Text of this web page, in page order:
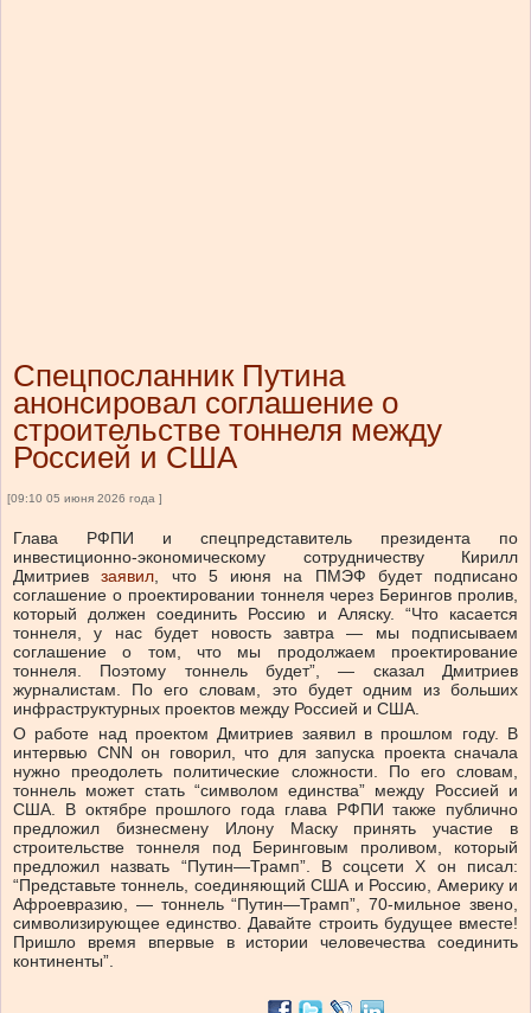
Спецпосланник Путина
анонсировал соглашение о
строительстве тоннеля между
Россией и США
[09:10 05 июня 2026 года ]
Глава РФПИ и спецпредставитель президента по
инвестиционно-экономическому сотрудничеству Кирилл
Дмитриевзаявил, что 5 июня на ПМЭФ будет подписано
соглашение о проектировании тоннеля через Берингов пролив,
который должен соединить Россию и Аляску. “Что касается
тоннеля, у нас будет новость завтра — мы подписываем
соглашение о том, что мы продолжаем проектирование
тоннеля. Поэтому тоннель будет”, — сказал Дмитриев
журналистам. По его словам, это будет одним из больших
инфраструктурных проектов между Россией и США.
О работе над проектом Дмитриев заявил в прошлом году. В
интервью CNN он говорил, что для запуска проекта сначала
нужно преодолеть политические сложности. По его словам,
тоннель может стать “символом единства” между Россией и
США. В октябре прошлого года глава РФПИ также публично
предложил бизнесмену Илону Маску принять участие в
строительстве тоннеля под Беринговым проливом, который
предложил назвать “Путин—Трамп”. В соцсети X он писал:
“Представьте тоннель, соединяющий США и Россию, Америку и
Афроевразию, — тоннель “Путин—Трамп”, 70-мильное звено,
символизирующее единство. Давайте строить будущее вместе!
Пришло время впервые в истории человечества соединить
континенты”.